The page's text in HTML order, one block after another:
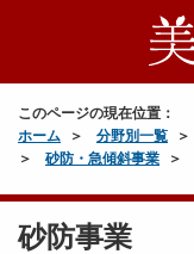
このページの現在位置：
ホーム
分野別一覧
砂防・急傾斜事業
砂防事業